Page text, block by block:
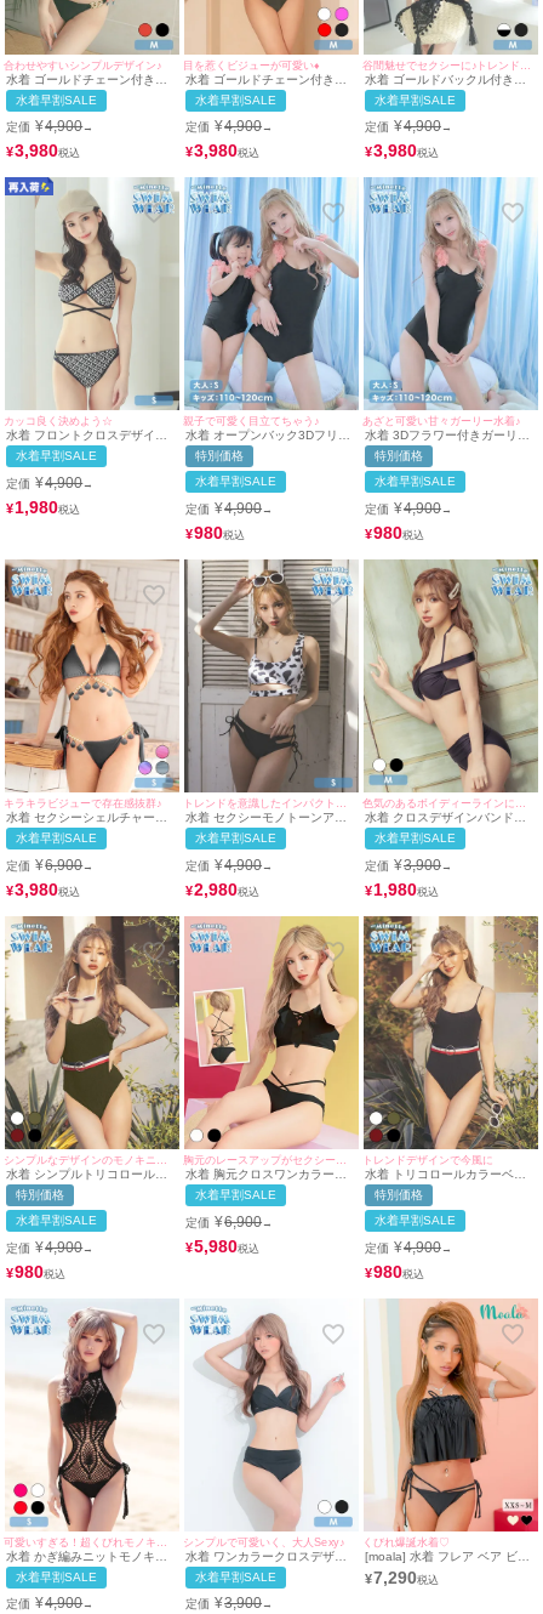
合わせやすいシンプルデザイン♪
水着 ゴールドチェーン付きシ
ンプルセクシー三角ホルターネ
ックビキニ
水着早割SALE
定価 ¥4,900→
¥3,980
目を惹くビジューが可愛い♦
水着 ゴールドチェーン付きビ
ジューセクシー三角ホルターネ
ックビキニ
水着早割SALE
定価 ¥4,900→
¥3,980
水着 ゴールドバックル付きバ
ストカットワンショルダービキ
ニ水着早割SALE
定価 ¥4,900→
¥3,980
カッコ良く決めよう☆
水着 フロントクロスデザイン
エスニック柄ビキニ
水着早割SALE
定価 ¥4,900→
¥1,980
親子で可愛く目立てちゃう♪
水着 オープンバック3Dフリル
デザインガーリーペアモノキニ
ビキニ
特別価格
水着早割SALE
定価 ¥4,900→
¥980
あざと可愛い甘々ガーリー水着♪
水着 3Dフラワー付きガーリー
モノキニビキニ
特別価格
水着早割SALE
定価 ¥4,900→
¥980
キラキラビジューで存在感抜群♪
水着 セクシーシェルチャーム
グラデーションカラービジュー
三角ホルターネックビキニ
水着早割SALE
定価 ¥6,900→
¥3,980
水着 セクシーモノトーンアニ
マルカットアウトビスチェビキ
ニ水着早割SALE
定価 ¥4,900→
¥2,980
水着 クロスデザインバンドゥ
ホルターネックビキニ
水着早割SALE
定価 ¥3,900→
¥1,980
水着 シンプルトリコロールカ
ラーベルト付モノキ体型カバー
ワンピースビキニ
特別価格
水着早割SALE
定価 ¥4,900→
¥980
水着 胸元クロスワンカラーフ
リルビキニ
水着早割SALE
定価 ¥6,900→
¥5,980
トレンドデザインで今風に
水着 トリコロールカラーベル
ト付シンプル体型カバーワンピ
ースビキニ
特別価格
水着早割SALE
定価 ¥4,900→
¥980
水着 かぎ編みニットモノキニ
ハイネックビキニ
水着早割SALE
定価 ¥4,900→
シンプルで可愛いく、大人Sexy♪
水着 ワンカラークロスデザイ
ンホルターネックビキニ
水着早割SALE
定価 ¥3,900→
くびれ爆誕水着♡
[moala] 水着 フレア ベア ビス
チェ ワンカラー 体型カバー コ
ードリボン ギャル ビキニ (ブ
¥7,290